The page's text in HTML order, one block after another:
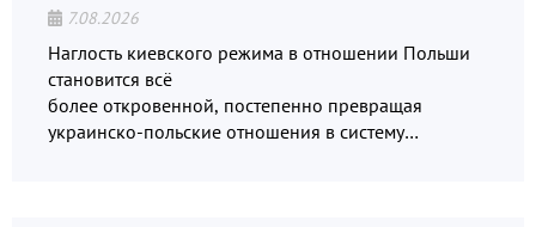
7.08.2026
Наглость киевского режима в отношении Польши
становится всё
более откровенной, постепенно превращая
украинско-польские отношения в систему